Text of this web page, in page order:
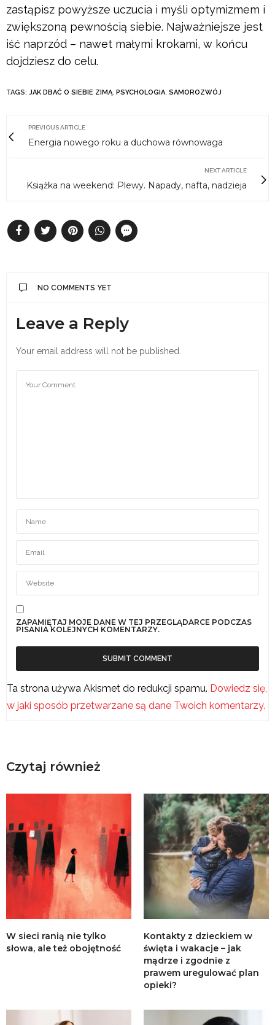
zastąpisz powyższe uczucia i myśli optymizmem i
zwiększoną pewnością siebie. Najważniejsze jest
iść naprzód – nawet małymi krokami, w końcu
dojdziesz do celu.
TAGS: JAK DBAĆ O SIEBIE ZIMĄ, PSYCHOLOGIA, SAMOROZWÓJ
PREVIOUS ARTICLE
Energia nowego roku a duchowa równowaga
NEXT ARTICLE
Książka na weekend: Plewy. Napady, nafta, nadzieja
NO COMMENTS YET
Leave a Reply
Your email address will not be published.
ZAPAMIĘTAJ MOJE DANE W TEJ PRZEGLĄDARCE PODCZAS
PISANIA KOLEJNYCH KOMENTARZY.
Ta strona używa Akismet do redukcji spamu. Dowiedz się,
w jaki sposób przetwarzane są dane Twoich komentarzy.
Czytaj również
W sieci ranią nie tylko
słowa, ale też obojętność
Kontakty z dzieckiem w
święta i wakacje – jak
mądrze i zgodnie z
prawem uregulować plan
opieki?